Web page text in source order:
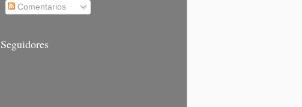
Comentarios
Seguidores